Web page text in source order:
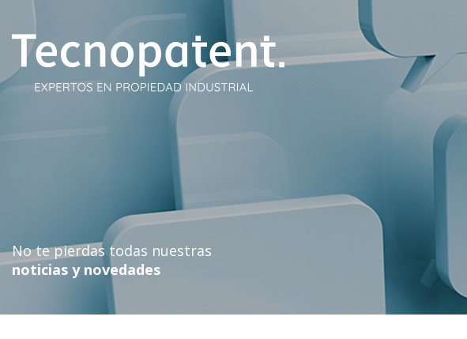
content
No te pierdas todas nuestras
noticias y novedades